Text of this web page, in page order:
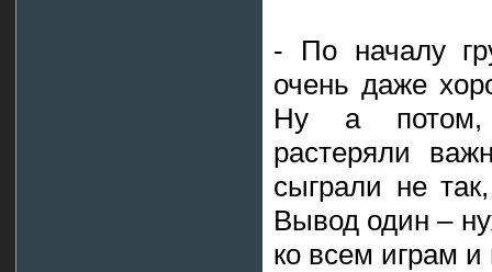
- По началу
очень даже
Ну а потом,
растеряли
сыграли не
Вывод один –
ко всем играм и